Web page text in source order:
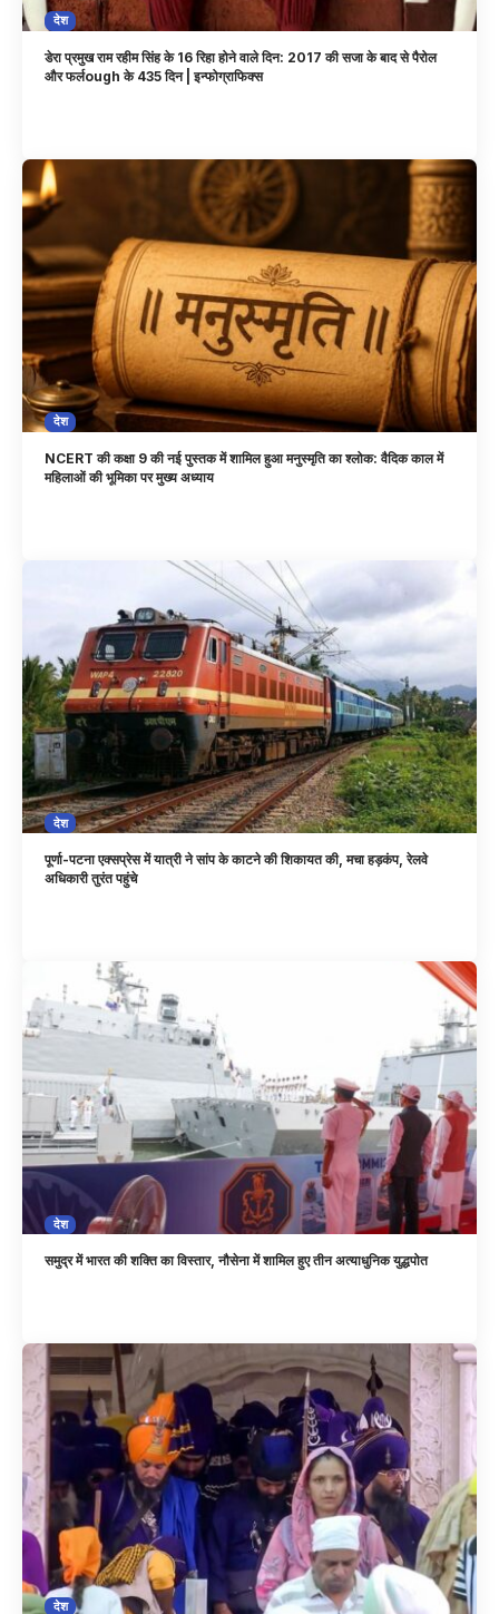
देश
डेरा प्रमुख राम रहीम सिंह के 16 रिहा होने वाले दिन: 2017 की सजा के बाद से पैरोल
और फर्लough के 435 दिन | इन्फोग्राफिक्स
देश
NCERT की कक्षा 9 की नई पुस्तक में शामिल हुआ मनुस्मृति का श्लोक: वैदिक काल में
महिलाओं की भूमिका पर मुख्य अध्याय
देश
पूर्णा-पटना एक्सप्रेस में यात्री ने सांप के काटने की शिकायत की, मचा हड़कंप, रेलवे
अधिकारी तुरंत पहुंचे
देश
समुद्र में भारत की शक्ति का विस्तार, नौसेना में शामिल हुए तीन अत्याधुनिक युद्धपोत
देश